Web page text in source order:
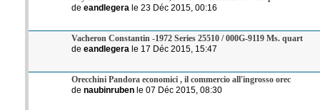
de eandlegera le 23 Déc 2015, 00:16
Vacheron Constantin -1972 Series 25510 / 000G-9119 Ms. quart
de eandlegera le 17 Déc 2015, 15:47
Orecchini Pandora economici , il commercio all'ingrosso orec
de naubinrubenle 07 Déc 2015, 08:30